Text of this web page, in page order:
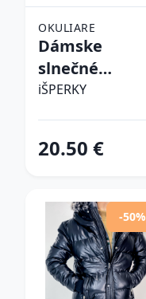
OKULIARE
Dámske
slnečné
okuliare
iŠPERKY
20.50 €
-50%